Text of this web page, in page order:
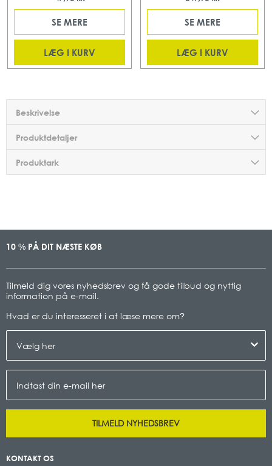
SE MERE
LÆG I KURV
SE MERE
LÆG I KURV
Beskrivelse
Produktdetaljer
Produktark
10 % PÅ DIT NÆSTE KØB
Tilmeld dig vores nyhedsbrev og få gode tilbud og nyttig
information på e-mail.
Hvad er du interesseret i at læse mere om?
TILMELD NYHEDSBREV
KONTAKT OS